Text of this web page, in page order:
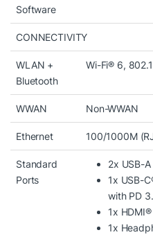
RAM 16GB DDR5
độ cao
Lenovo LOQ 15ARP10E
16GB RAM DDR5, tốc độ
DDR4. Nhờ băng thông
phần mềm cùng lúc, dựng
độ mượt cao hơn.
Software
CONNECTIVITY
WLAN +
Bluetooth
Wi-Fi® 6,
WWAN Non-WWAN
Ethernet 100/1000M
Standard
Ports
2x USB-
1x USB-
with PD
1x
1x